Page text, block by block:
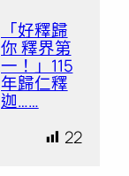
「好釋歸
你 釋界第
一！」115
年歸仁釋
迦……
22